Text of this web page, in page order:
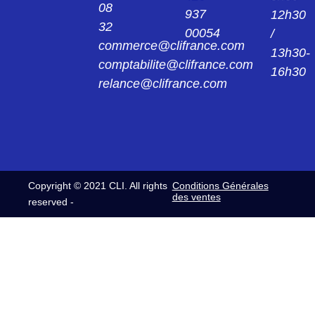
C/PL 062 F SC 6 FICHE CL062 13 40 11
CL062134012
CL062134014
C/PL 062 M SC 10 FICHE CL062 13 40 14
08
32
commerce@clifrance.com
comptabilite@clifrance.com
relance@clifrance.com
937
00054
12h30
/
13h30-
16h30
Copyright © 2021 CLI. All rights
reserved -
Conditions Générales
des ventes